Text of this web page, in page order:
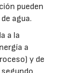
pueden
agua.
a la
a
y de